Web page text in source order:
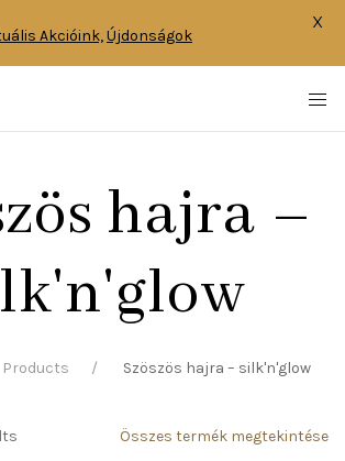
hajra –
Products Szöszös hajra – silk'n'glow
Összes termék megtekintése
Akcióink,Újdonságok
X